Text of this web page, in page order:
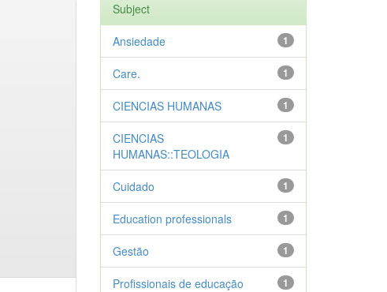
Subject
1
Ansiedade
1
Care.
1
CIENCIAS HUMANAS
1
CIENCIAS
HUMANAS::TEOLOGIA
1
Cuidado
1
Education professionals
1
Gestão
1
Profissionais de educação